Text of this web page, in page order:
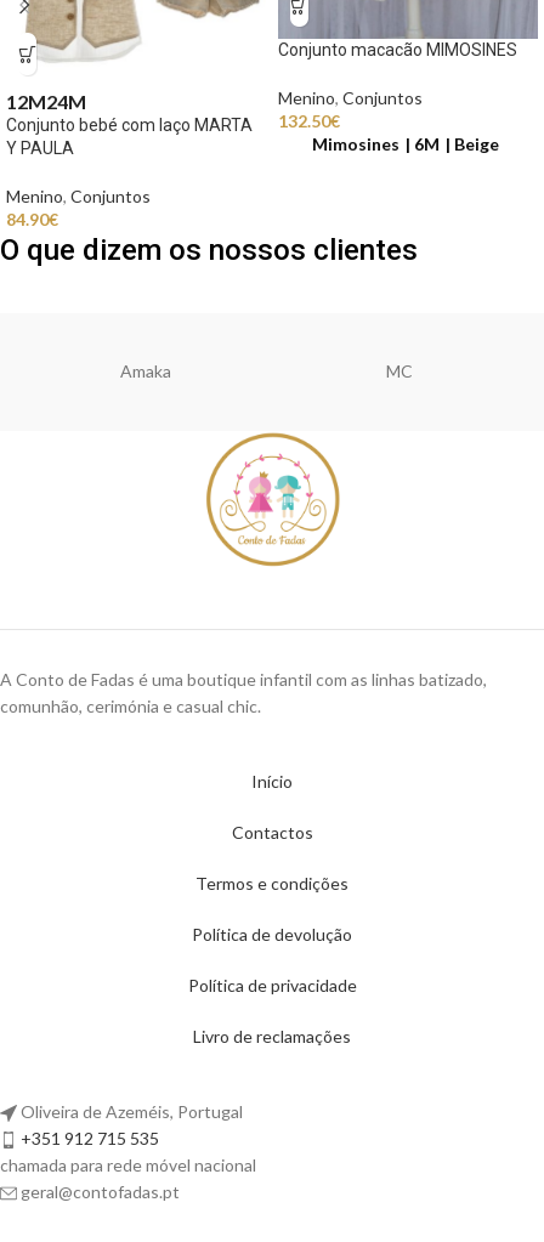
12M24M
Conjunto bebé com laço MARTA
Y PAULA
Menino, Conjuntos
84.90€
Conjunto macacão MIMOSINES
Menino, Conjuntos
132.50€
Mimosines
6M Beige
O que dizem os nossos clientes
Amaka MC
A Conto de Fadas é uma boutique infantil com as linhas batizado,
comunhão, cerimónia e casual chic.
Início
Contactos
Termos e condições
Política de devolução
Política de privacidade
Livro de reclamações
Oliveira de Azeméis, Portugal
+351 912 715 535
chamada para rede móvel nacional
geral@contofadas.pt